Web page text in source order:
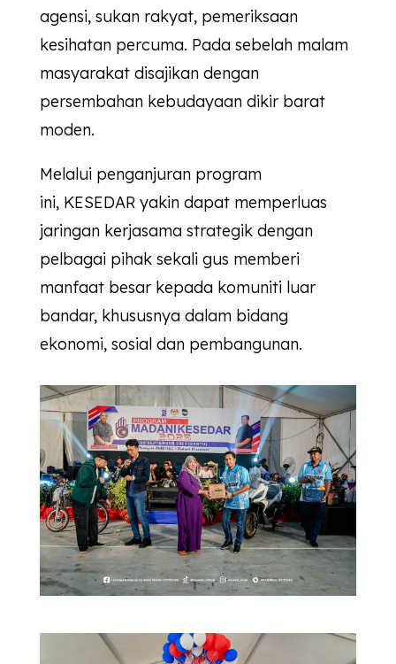
agensi, sukan rakyat, pemeriksaan
kesihatan percuma. Pada sebelah malam
masyarakat disajikan dengan
persembahan kebudayaan dikir barat
moden.
Melalui penganjuran program
ini, KESEDARyakin dapat memperluas
jaringan kerjasama strategik dengan
pelbagai pihak sekali gus memberi
manfaat besar kepada komuniti luar
bandar, khususnya dalam bidang
ekonomi, sosial dan pembangunan.